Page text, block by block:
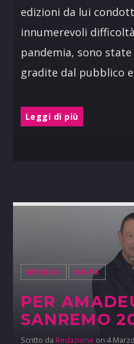
edizioni da lui
innumerevoli
pandemia, sono
gradite dal pubblico
Leggi di più
MUSICA NEWS
PER
SANREMO
Scritto da Redazione on 4